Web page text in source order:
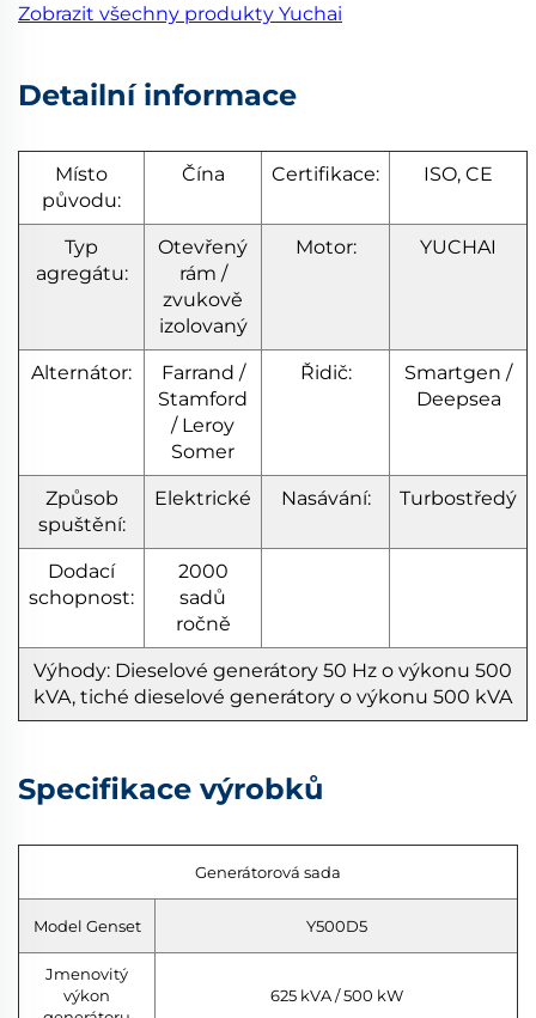
Zobrazit všechny produkty Yuchai
Detailní informace
Místo
původu:
Čína Certifikace: ISO, CE
Typ
agregátu:
Otevřený
rám /
zvukově
izolovaný
Motor: YUCHAI
Alternátor:
Farrand /
Stamford
/ Leroy
Somer
Řidič:
Smartgen /
Deepsea
Způsob
spuštění:
Elektrické Nasávání: Turbostředý
Dodací
schopnost:
2000
sadů
ročně
Výhody: Dieselové generátory 50 Hz o výkonu 500
kVA, tiché dieselové generátory o výkonu 500 kVA
Specifikace výrobků
Generátorová sada
Model Genset Y500D5
Jmenovitý
výkon
625 kVA / 500 kW